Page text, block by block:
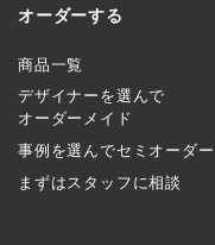
オーダーする
商品一覧
デザイナーを選んで
オーダーメイド
事例を選んでセミオーダー
まずはスタッフに相談